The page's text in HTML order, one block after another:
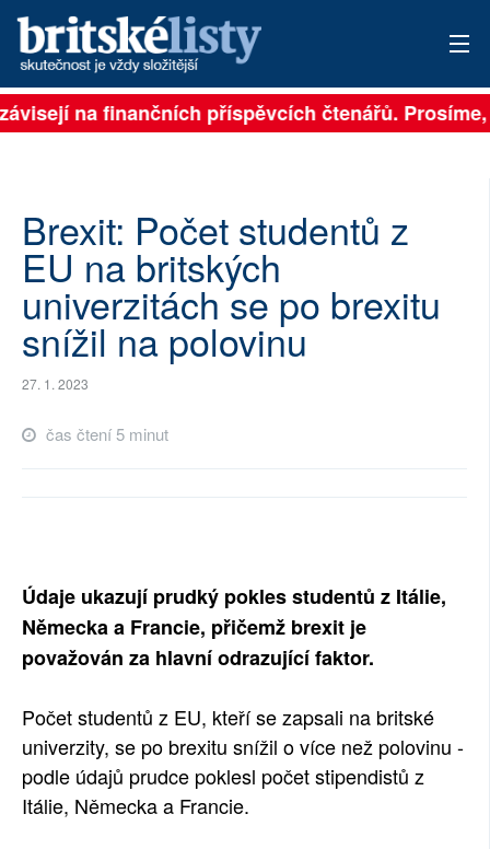
PŘIHLÁSIT
ARCHIV
ROZHOVORY
TÉMATA
NEJČTENĚJŠÍ ZA 7 DNÍ
PLNÁ VERZE STRÁNEK
na finančních příspěvcích čtenářů. Prosíme,
Brexit: Počet studentů z
EU na britských
univerzitách se po brexitu
snížil na polovinu
27. 1. 2023
čas čtení 5 minut
Údaje ukazují prudký pokles studentů z Itálie,
Německa a Francie, přičemž brexit je
považován za hlavní odrazující faktor.
Počet studentů z EU, kteří se zapsali na britské
univerzity, se po brexitu snížil o více než polovinu -
podle údajů prudce poklesl počet stipendistů z
Itálie, Německa a Francie.